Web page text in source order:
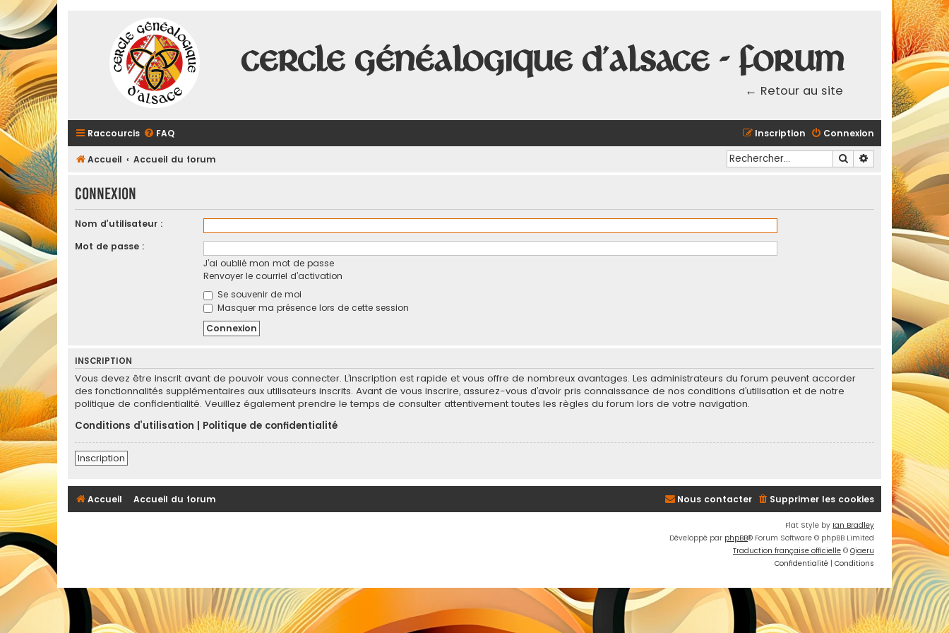
Cercle Généalogique d'Alsace - Forum
← Retour au site
Raccourcis FAQ Connexion
Inscription
Accueil Accueil du forum Rechercher
Recherche
Connexion
Nom d’utilisateur :
Mot de passe :
J’ai oublié mon mot de passe
Renvoyer le courriel d’activation
Se souvenir de moi
Masquer ma présence lors de cette session
INSCRIPTION
Vous devez être inscrit avant de pouvoir vous connecter. L’inscription est rapide et vous offre de nombreux avantages. Les administrateurs du forum peuvent accorder
des fonctionnalités supplémentaires aux utilisateurs inscrits. Avant de vous inscrire, assurez-vous d’avoir pris connaissance de nos conditions d’utilisation et de notre
politique de confidentialité. Veuillez également prendre le temps de consulter attentivement toutes les règles du forum lors de votre navigation.
Conditions d’utilisation
Politique de confidentialité
Inscription
Accueil Accueil du forum Supprimer les cookies
Nous contacter
Flat Style by Ian Bradley
Développé par phpBB® Forum Software © phpBB Limited
Traduction française officielle © Qiaeru
Confidentialité | Conditions